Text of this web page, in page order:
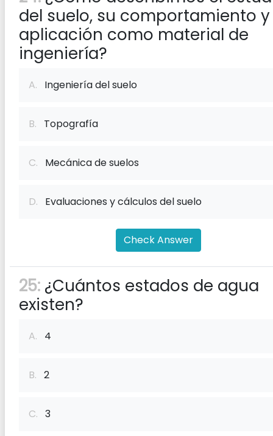
del suelo, su comportamiento y
aplicación como material de
ingeniería?
A. Ingeniería del suelo
B. Topografía
C. Mecánica de suelos
D. Evaluaciones y cálculos del suelo
Check Answer
25: ¿Cuántos estados de agua
existen?
A. 4
B. 2
C. 3